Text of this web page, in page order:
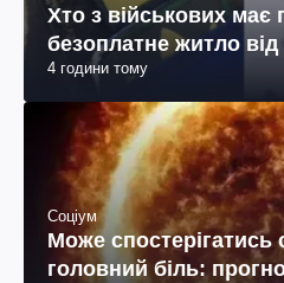
Хто з військових має
безоплатне житло
4 години тому
Соціум
Може спостерігатись
головний біль: